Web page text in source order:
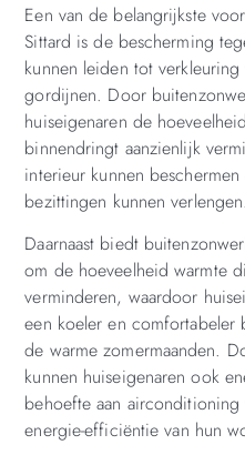
Een van de belangrijkste
Sittard is de bescherming
kunnen leiden tot
gordijnen. Door
huiseigenaren de
binnendringt aanzienlijk
interieur kunnen
bezittingen kunnen verlengen.
Daarnaast biedt
om de hoeveelheid warmte
verminderen, waardoor
een koeler en comfortabeler
de warme zomermaanden.
kunnen huiseigenaren ook
behoefte aan
energie-efficiëntie van hun